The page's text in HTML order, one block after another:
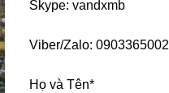
Skype: vandxmb
Viber/Zalo: 0903365002
Họ và Tên*